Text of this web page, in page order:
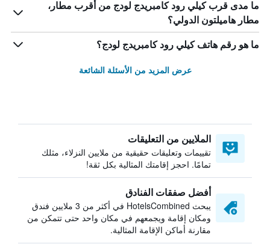
ما مدى قرب كيلي رود كامبريدج لودج من أقرب مطار،
مطار هاميلتون الدولي؟
ما هو رقم هاتف كيلي رود كامبريدج لودج؟
عرض المزيد من الأسئلة الشائعة
الملايين من التعليقات
تقييمات وتعليقات حقيقية من ملايين النزلاء، مثلك
تمامًا. احجز إقامتك المثالية بكل ثقة!
أفضل صفقات الفنادق
يبحث HotelsCombined في أكثر من 3 ملايين فندق
ومكان إقامة ويجمعهم في مكان واحد حتى تتمكن من
مقارنة أماكن الإقامة المثالية.